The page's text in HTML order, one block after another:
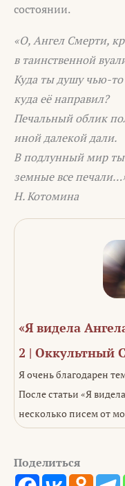
состоянии.
«О, Ангел Смерти,
в таинственной
Куда ты душу чью-то
куда её направил?
Печальный облик
иной далекой дали.
В подлунный мир ты
земные все
Н. Котомина
«Я видела
2 | Оккультный
Я очень благодарен
После статьи «Я
несколько писем от
Поделиться